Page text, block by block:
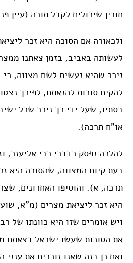
חורין שיכולים לקבל תורה (עיין
ולכאורה אם הסוכה היא זכר
לעשותה באביב, בזמן צאתנו
ניכר שהיא נעשית לשם מצווה, כי
להקים סוכות להנאתם, לפיכך
בסתיו, שעל ידי כך ניכר שכל
או”ח תרכה).
להלכה נפסק כדברי רבי אליעזר,
בעת קיום המצווה, שהסוכה היא
תרכה, א). והוסיפו האחרונים,
היא זכר ליציאת מצרים (מ”א,
ויש אומרים שזו היא כוונתו של
את הסוכות שעשו ישראל בצאתם
ואם כן בזה שאנו זוכרים את ענני